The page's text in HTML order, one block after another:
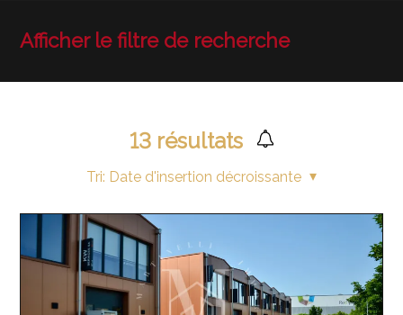
Afficher le filtre de recherche
13résultats
Tri: Date d'insertion décroissante